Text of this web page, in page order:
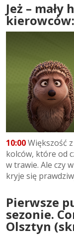
Jeż – mały
10:00Większość
kolców, które od
w trawie. Ale czy
kryje się
Pierwsze
sezonie.
Olsztyn